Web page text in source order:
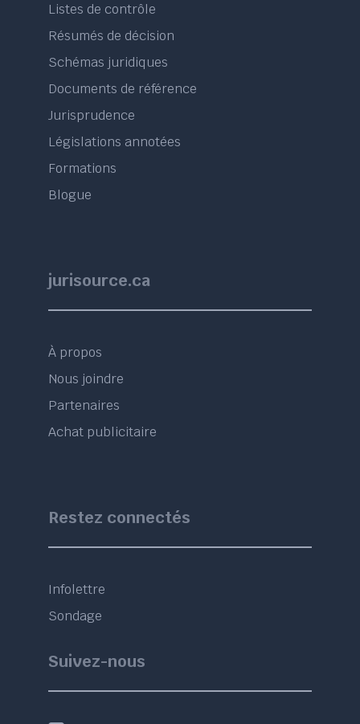
Listes de contrôle
Résumés de décision
Schémas juridiques
Documents de référence
Jurisprudence
Législations annotées
Formations
Blogue
jurisource.ca
À propos
Nous joindre
Partenaires
Achat publicitaire
Restez connectés
Infolettre
Sondage
Suivez-nous